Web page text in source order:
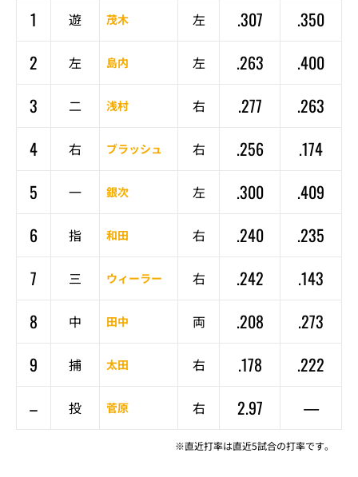
1 遊 茂木 左 .307
.350
2
左 島内 左 .263
.400
3
二 浅村 右 .277
.263
4
右 ブラッシュ 右 .256
.174
5
一 銀次 左 .300
.409
6
指 和田 右 .240
.235
7
三 ウィーラー 右 .242
.143
8
中 田中 両 .208
.273
9
捕 太田 右 .178
.222
–
投 菅原 右 2.97 —
※直近打率は直近5試合の打率です。